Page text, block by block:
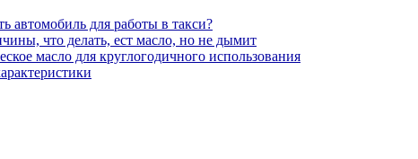
автомобиль для работы в такси?
что делать, ест масло, но не дымит
масло для круглогодичного использования